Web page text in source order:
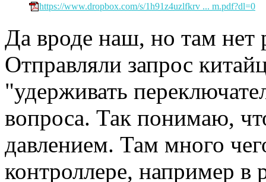
https://www.dropbox.com/s/1h91z4uzlfkrv ... m.pdf?dl=0
Да вроде наш, но там
Отправляли запрос
"удерживать
вопроса. Так понимаю,
давлением. Там много
контроллере, например в